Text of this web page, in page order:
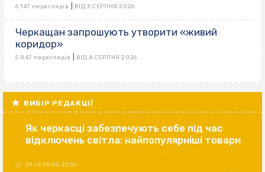
6 147 переглядів ВІД 3 СЕРПНЯ 2026
Черкащан запрошують утворити «живий
коридор»
5 847 переглядів ВІД 4 СЕРПНЯ 2026
ВИБІР РЕДАКЦІЇ
Як черкасці забезпечують себе під час
відключень світла: найпопулярніші товари
29 ЧЕРВНЯ 2026